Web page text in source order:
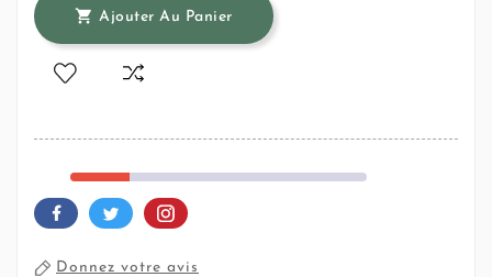
 Ajouter Au Panier
Donnez votre avis